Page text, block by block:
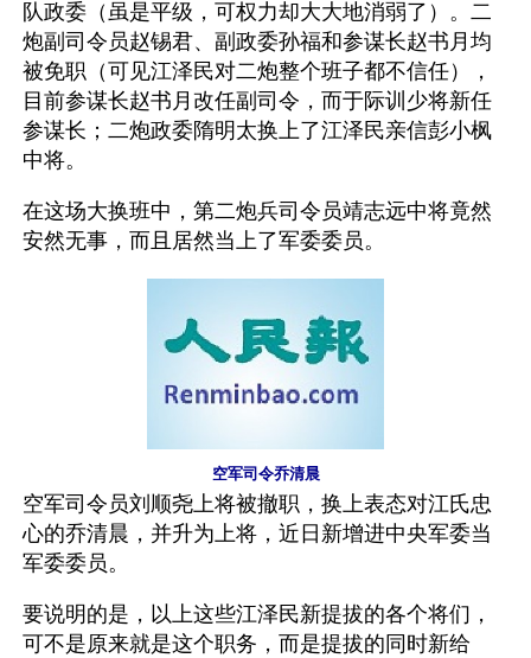
队政委（虽是平级，可权力却大大地消弱了）。二
炮副司令员赵锡君、副政委孙福和参谋长赵书月均
被免职（可见江泽民对二炮整个班子都不信任），
目前参谋长赵书月改任副司令，而于际训少将新任
参谋长；二炮政委隋明太换上了江泽民亲信彭小枫
中将。
在这场大换班中，第二炮兵司令员靖志远中将竟然
安然无事，而且居然当上了军委委员。
空军司令乔清晨
空军司令员刘顺尧上将被撤职，换上表态对江氏忠
心的乔清晨，并升为上将，近日新增进中央军委当
军委委员。
要说明的是，以上这些江泽民新提拔的各个将们，
可不是原来就是这个职务，而是提拔的同时新给